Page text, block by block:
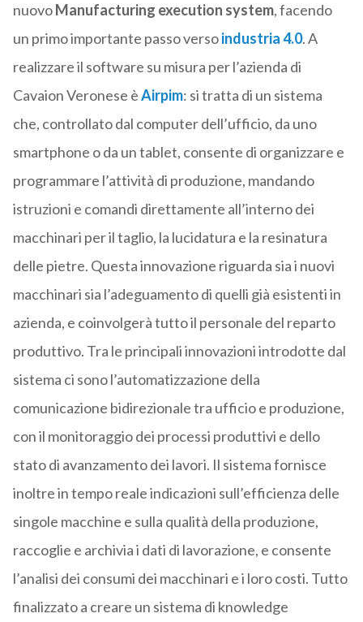
nuovoManufacturing execution system, facendo
un primo importante passo versoindustria 4.0. A
realizzare il software su misura per l’azienda di
Cavaion Veronese èAirpim: si tratta di un sistema
che, controllato dal computer dell’ufficio, da uno
smartphone o da un tablet, consente di organizzare e
programmare l’attività di produzione, mandando
istruzioni e comandi direttamente all’interno dei
macchinari per il taglio, la lucidatura e la resinatura
delle pietre. Questa innovazione riguarda sia i nuovi
macchinari sia l’adeguamento di quelli già esistenti in
azienda, e coinvolgerà tutto il personale del reparto
produttivo. Tra le principali innovazioni introdotte dal
sistema ci sono l’automatizzazione della
comunicazione bidirezionale tra ufficio e produzione,
con il monitoraggio dei processi produttivi e dello
stato di avanzamento dei lavori. Il sistema fornisce
inoltre in tempo reale indicazioni sull’efficienza delle
singole macchine e sulla qualità della produzione,
raccoglie e archivia i dati di lavorazione, e consente
l’analisi dei consumi dei macchinari e i loro costi. Tutto
finalizzato a creare un sistema di knowledge